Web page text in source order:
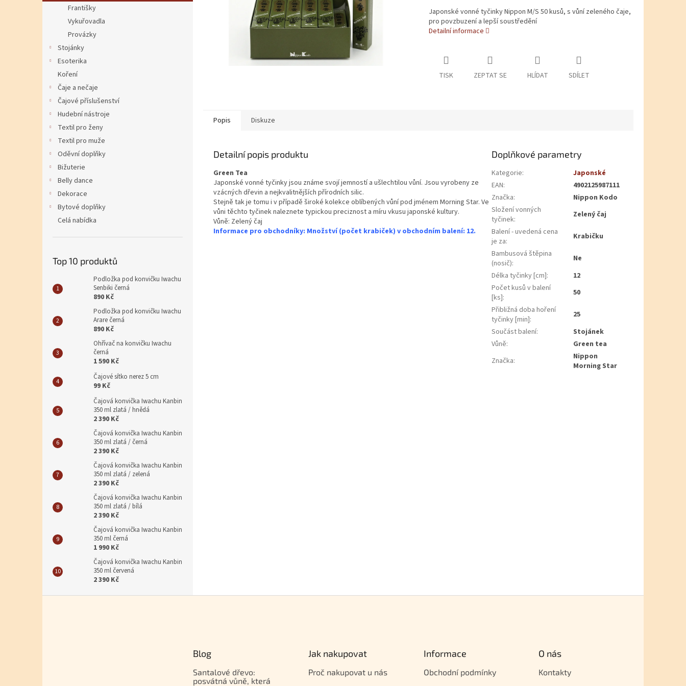
Františky
Vykuřovadla
Provázky
Stojánky
Esoterika
Koření
Čaje a nečaje
Čajové příslušenství
Hudební nástroje
Textil pro ženy
Textil pro muže
Oděvní doplňky
Bižuterie
Belly dance
Dekorace
Bytové doplňky
Celá nabídka
Top 10 produktů
Podložka pod konvičku Iwachu
Senbiki černá
890 Kč
Podložka pod konvičku Iwachu
Arare černá
890 Kč
Ohřívač na konvičku Iwachu
černá
1 590 Kč
Čajové sítko nerez 5 cm
99 Kč
Čajová konvička Iwachu Kanbin
350 ml zlatá / hnědá
2 390 Kč
Čajová konvička Iwachu Kanbin
350 ml zlatá / černá
2 390 Kč
Čajová konvička Iwachu Kanbin
350 ml zlatá / zelená
2 390 Kč
Čajová konvička Iwachu Kanbin
350 ml zlatá / bílá
2 390 Kč
Čajová konvička Iwachu Kanbin
350 ml černá
1 990 Kč
Čajová konvička Iwachu Kanbin
350 ml červená
2 390 Kč
Japonské vonné tyčinky Nippon M/S 50 kusů, s vůní zeleného čaje,
pro povzbuzení a lepší soustředění
Detailní informace
TISK ZEPTAT SE HLÍDAT SDÍLET
Popis Diskuze
Detailní popis produktu
Green Tea
Japonské vonné tyčinky jsou známe svojí jemností a ušlechtilou vůní. Jsou vyrobeny ze
vzácných dřevin a nejkvalitnějších přírodních silic.
Stejně tak je tomu i v případě široké kolekce oblíbených vůní pod jménem Morning Star. Ve
vůni těchto tyčinek naleznete typickou preciznost a míru vkusu japonské kultury.
Vůně: Zelený čaj
Informace pro obchodníky: Množství (počet krabiček) v obchodním balení: 12.
Doplňkové parametry
Kategorie:
Japonské
EAN:
4902125987111
Značka:
Nippon Kodo
Složení vonných
tyčinek:
Zelený čaj
Balení - uvedená cena
je za:
Krabičku
Bambusová štěpina
(nosič):
Ne
Délka tyčinky [cm]:
12
Počet kusů v balení
[ks]:
50
Přibližná doba hoření
tyčinky [min]:
25
Součást balení:
Stojánek
Vůně:
Green tea
Značka:
Nippon
Morning Star
Blog
Santalové dřevo:
posvátná vůně, která
Jak nakupovat
Proč nakupovat u nás
Informace
Obchodní podmínky
O nás
Kontakty